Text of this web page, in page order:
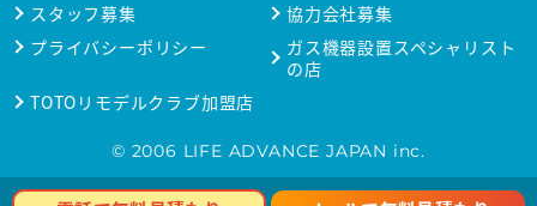
スタッフ募集
協力会社募集
プライバシーポリシー
ガス機器設置スペシャリスト
の店
TOTOリモデルクラブ加盟店
© 2006 LIFE ADVANCE JAPAN inc.